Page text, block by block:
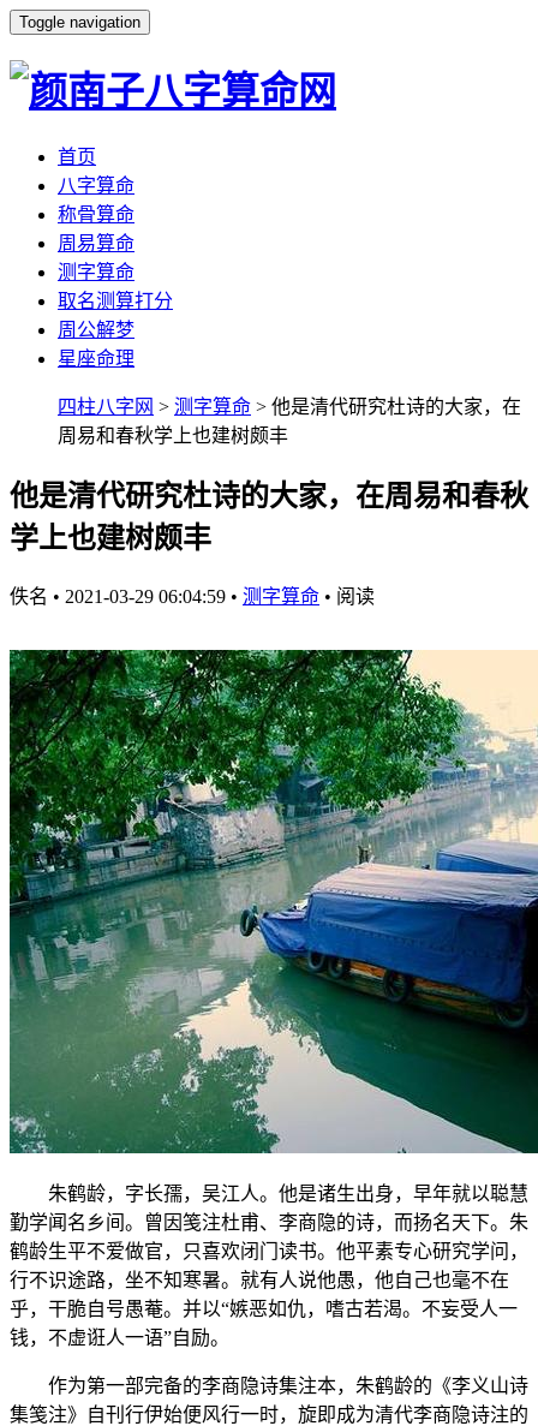
Toggle navigation
首页
八字算命
称骨算命
周易算命
测字算命
取名测算打分
周公解梦
星座命理
四柱八字网 > 测字算命 > 他是清代研究杜诗的大家，在
周易和春秋学上也建树颇丰
他是清代研究杜诗的大家，在周易和春秋
学上也建树颇丰
佚名 • 2021-03-29 06:04:59 • 测字算命 • 阅读
朱鹤龄，字长孺，吴江人。他是诸生出身，早年就以聪慧
勤学闻名乡间。曾因笺注杜甫、李商隐的诗，而扬名天下。朱
鹤龄生平不爱做官，只喜欢闭门读书。他平素专心研究学问，
行不识途路，坐不知寒暑。就有人说他愚，他自己也毫不在
乎，干脆自号愚菴。并以“嫉恶如仇，嗜古若渴。不妄受人一
钱，不虚诳人一语”自励。
作为第一部完备的李商隐诗集注本，朱鹤龄的《李义山诗
集笺注》自刊行伊始便风行一时，旋即成为清代李商隐诗注的